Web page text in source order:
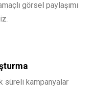
görsel paylaşımı
süreli kampanyalar